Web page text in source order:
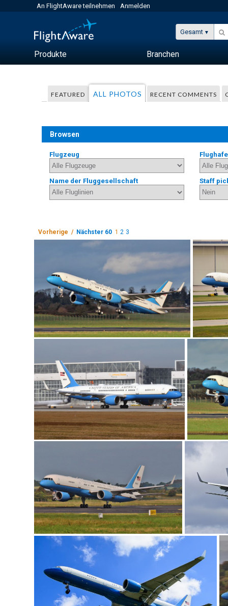
An FlightAware teilnehmen Anmelden
Gesamt
Produkte Branchen
FEATURED ALL PHOTOS RECENT COMMENTS
Browsen
Flugzeug
Name der Fluggesellschaft Staff
Vorherige / Nächster 60 1 2 3